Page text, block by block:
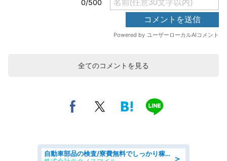
全てのコメントを見る
＞
自動車部品の検査/寮費無料でしっかり稼げる denso aichi